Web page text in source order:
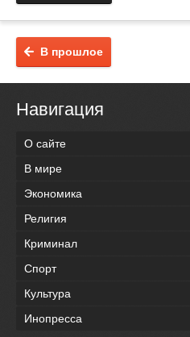
В прошлое
Навигация
О сайте
В мире
Экономика
Религия
Криминал
Спорт
Культура
Инопресса